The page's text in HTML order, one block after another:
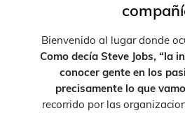
Bienvenido al lugar donde
Como decía Steve Jobs, “la
conocer gente en los
precisamente lo que
recorrido por las